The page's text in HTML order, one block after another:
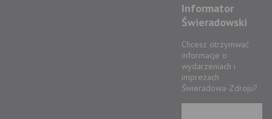
Informator
Świeradowski
Chcesz otrzymwać
informacje o
wydarzeniach i
imprezach
Świeradowa-Zdroju?